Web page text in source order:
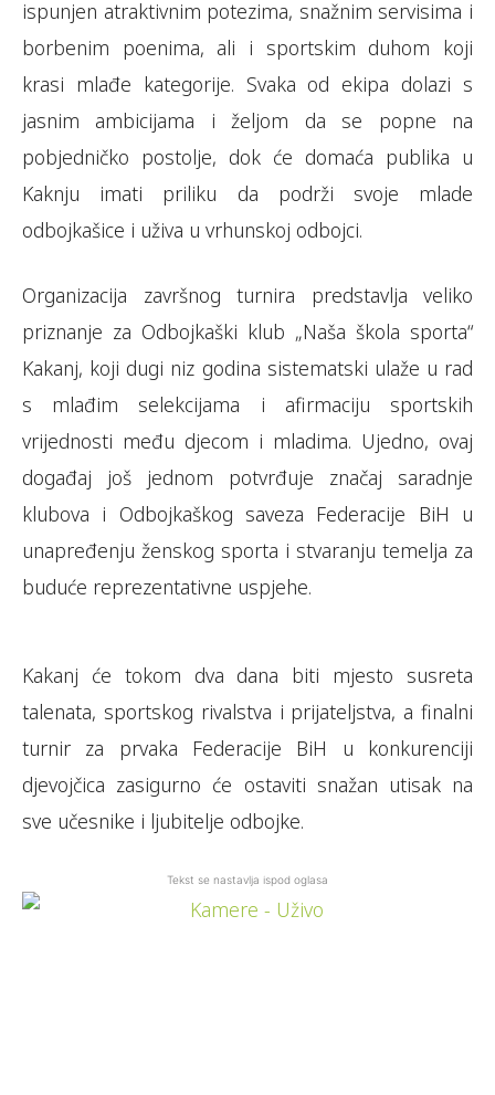
ispunjen atraktivnim potezima, snažnim servisima i
borbenim poenima, ali i sportskim duhom koji
krasi mlađe kategorije. Svaka od ekipa dolazi s
jasnim ambicijama i željom da se popne na
pobjedničko postolje, dok će domaća publika u
Kaknju imati priliku da podrži svoje mlade
odbojkašice i uživa u vrhunskoj odbojci.
Organizacija završnog turnira predstavlja veliko
priznanje za Odbojkaški klub „Naša škola sporta“
Kakanj, koji dugi niz godina sistematski ulaže u rad
s mlađim selekcijama i afirmaciju sportskih
vrijednosti među djecom i mladima. Ujedno, ovaj
događaj još jednom potvrđuje značaj saradnje
klubova i Odbojkaškog saveza Federacije BiH u
unapređenju ženskog sporta i stvaranju temelja za
buduće reprezentativne uspjehe.
Kakanj će tokom dva dana biti mjesto susreta
talenata, sportskog rivalstva i prijateljstva, a finalni
turnir za prvaka Federacije BiH u konkurenciji
djevojčica zasigurno će ostaviti snažan utisak na
sve učesnike i ljubitelje odbojke.
Tekst se nastavlja ispod oglasa